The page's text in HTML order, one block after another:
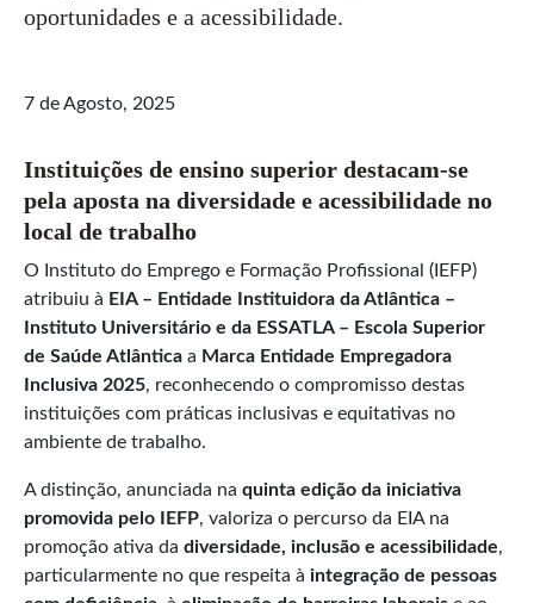
oportunidades e a acessibilidade.
7 de Agosto, 2025
Instituições de ensino superior destacam-se
pela aposta na diversidade e acessibilidade no
local de trabalho
O Instituto do Emprego e Formação Profissional (IEFP)
atribuiu à EIA – Entidade Instituidora da Atlântica –
Instituto Universitário e da ESSATLA – Escola Superior
de Saúde Atlântica a Marca Entidade Empregadora
Inclusiva 2025, reconhecendo o compromisso destas
instituições com práticas inclusivas e equitativas no
ambiente de trabalho.
A distinção, anunciada na quinta edição da iniciativa
promovida pelo IEFP, valoriza o percurso da EIA na
promoção ativa da diversidade, inclusão e acessibilidade,
particularmente no que respeita à integração de pessoas